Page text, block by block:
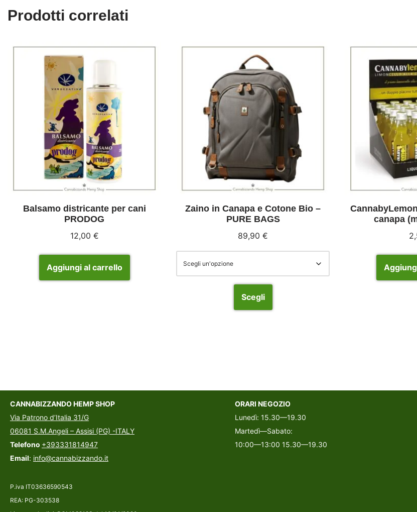
Prodotti correlati
Balsamo districante per cani
PRODOG
12,00 €
Aggiungi al carrello
Zaino in Canapa e Cotone Bio –
PURE BAGS
89,90 €
Scegli
canapa
CANNABIZZANDO HEMP SHOP
Via Patrono d’Italia 31/G
06081 S.M.Angeli – Assisi (PG) -ITALY
Telefono +393331814947
Email: info@cannabizzando.it
P.iva IT03636590543
REA: PG-303538
ORARI NEGOZIO
Lunedì: 15.30—19.30
Martedì—Sabato:
10:00—13:00 15.30—19.30